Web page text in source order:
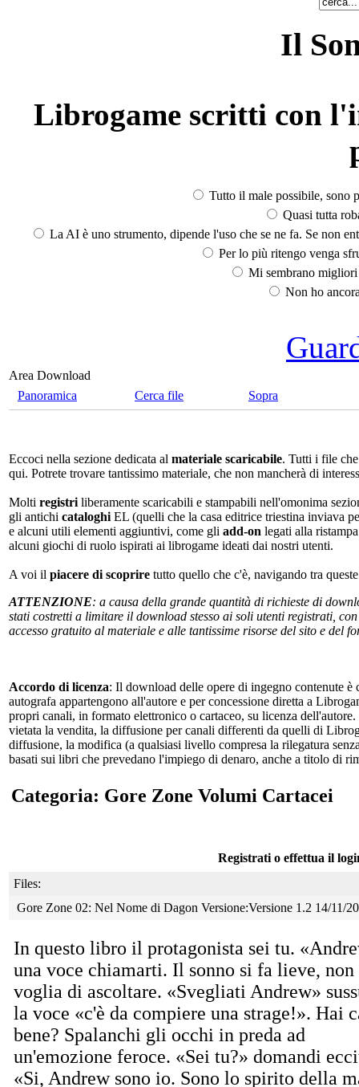
Il
Librogame scritti con
Tutto il male possibile, sono
Quasi tutta
La AI è uno strumento, dipende l'uso che se ne fa. Se non
Per lo più ritengo venga
Mi sembrano
Non ho
Area Download
Panoramica
Cerca file Sopra
Eccoci nella sezione dedicata al materiale scaricabile. Tutti i file
qui. Potrete trovare tantissimo materiale, che non mancherà di
Molti registri liberamente scaricabili e stampabili nell'omonima
gli antichi cataloghi EL (quelli che la casa editrice triestina inviava
e alcuni utili elementi aggiuntivi, come gli add-on legati alla
alcuni giochi di ruolo ispirati ai librogame ideati dai nostri utenti.
A voi il piacere di scoprire tutto quello che c'è, navigando tra
ATTENZIONE: a causa della grande quantità di richieste di
stati costretti a limitare il download stesso ai soli utenti registrati,
accesso gratuito al materiale e alle tantissime risorse del sito e
Accordo di licenza: Il download delle opere di ingegno contenute
autografa appartengono all'autore e per concessione diretta a
propri canali, in formato elettronico o cartaceo, su licenza
vietata la vendita, la diffusione per canali differenti da quelli di
diffusione, la modifica (a qualsiasi livello compresa la rilegatura
basati sui libri che prevedano l'impiego di denaro, anche a titolo di
Categoria: Gore Zone Volumi Cartacei
Registrati o effettua il
Files:
Gore Zone 02: Nel Nome di Dagon Versione:Versione 1.2 14/11/
In questo libro il protagonista sei tu.
una voce chiamarti. Il sonno si fa lieve, non
voglia di ascoltare. «Svegliati Andrew»
la voce «c'è da compiere una strage!». Hai
bene? Spalanchi gli occhi in preda ad
un'emozione feroce. «Sei tu?» domandi
«Si, Andrew sono io. Sono lo spirito della